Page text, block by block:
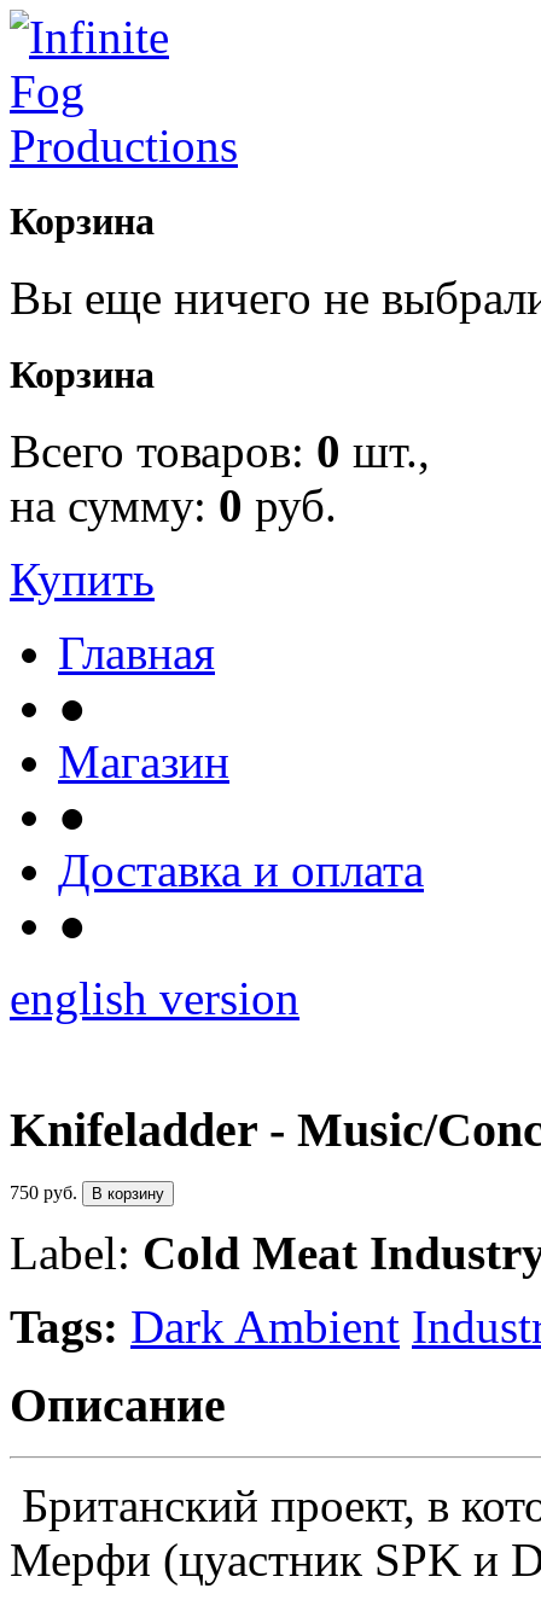
Корзина
Вы еще ничего не
Корзина
Всего товаров: 0 шт.,
на сумму: 0 руб.
Купить
Главная
●
Магазин
●
Доставка и оплата
●
english version
Knifeladder - Music/
750 руб. В корзину
Label: Cold Meat
Tags: Dark Ambient
Описание
Британский проект, в
Мерфи (цуастник SPK и